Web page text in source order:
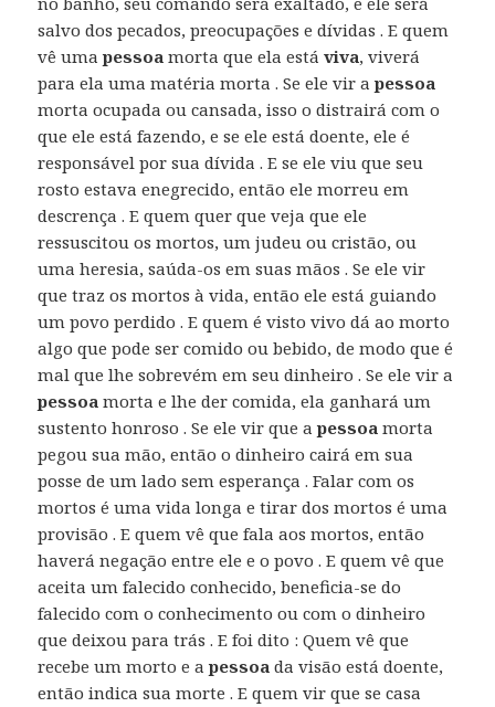
salvo dos pecados, preocupações e dívidas . E quem
vê umapessoa morta que ela estáviva, viverá
para ela uma matéria morta . Se ele vir apessoa
morta ocupada ou cansada, isso o distrairá com o
que ele está fazendo, e se ele está doente, ele é
responsável por sua dívida . E se ele viu que seu
rosto estava enegrecido, então ele morreu em
descrença . E quem quer que veja que ele
ressuscitou os mortos, um judeu ou cristão, ou
uma heresia, saúda-os em suas mãos . Se ele vir
que traz os mortos à vida, então ele está guiando
um povo perdido . E quem é visto vivo dá ao morto
algo que pode ser comido ou bebido, de modo que é
mal que lhe sobrevém em seu dinheiro . Se ele vir a
pessoa morta e lhe der comida, ela ganhará um
sustento honroso . Se ele vir que apessoa morta
pegou sua mão, então o dinheiro cairá em sua
posse de um lado sem esperança . Falar com os
mortos é uma vida longa e tirar dos mortos é uma
provisão . E quem vê que fala aos mortos, então
haverá negação entre ele e o povo . E quem vê que
aceita um falecido conhecido, beneficia-se do
falecido com o conhecimento ou com o dinheiro
que deixou para trás . E foi dito : Quem vê que
recebe um morto e apessoa da visão está doente,
então indica sua morte . E quem vir que se casa